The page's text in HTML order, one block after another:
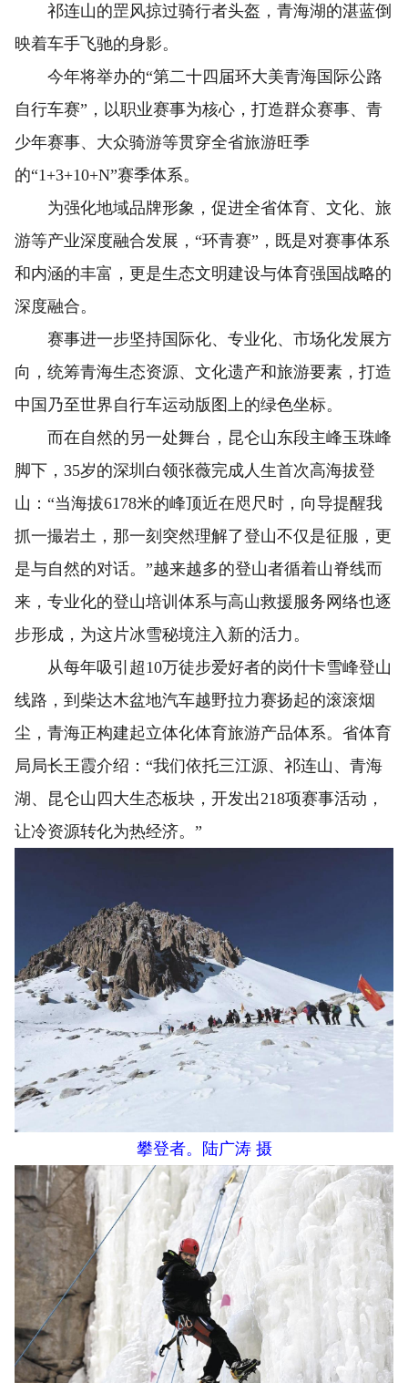
祁连山的罡风掠过骑行者头盔，青海湖的湛蓝倒
映着车手飞驰的身影。
今年将举办的“第二十四届环大美青海国际公路
自行车赛”，以职业赛事为核心，打造群众赛事、青
少年赛事、大众骑游等贯穿全省旅游旺季
的“1+3+10+N”赛季体系。
为强化地域品牌形象，促进全省体育、文化、旅
游等产业深度融合发展，“环青赛”，既是对赛事体系
和内涵的丰富，更是生态文明建设与体育强国战略的
深度融合。
赛事进一步坚持国际化、专业化、市场化发展方
向，统筹青海生态资源、文化遗产和旅游要素，打造
中国乃至世界自行车运动版图上的绿色坐标。
而在自然的另一处舞台，昆仑山东段主峰玉珠峰
脚下，35岁的深圳白领张薇完成人生首次高海拔登
山：“当海拔6178米的峰顶近在咫尺时，向导提醒我
抓一撮岩土，那一刻突然理解了登山不仅是征服，更
是与自然的对话。”越来越多的登山者循着山脊线而
来，专业化的登山培训体系与高山救援服务网络也逐
步形成，为这片冰雪秘境注入新的活力。
从每年吸引超10万徒步爱好者的岗什卡雪峰登山
线路，到柴达木盆地汽车越野拉力赛扬起的滚滚烟
尘，青海正构建起立体化体育旅游产品体系。省体育
局局长王霞介绍：“我们依托三江源、祁连山、青海
湖、昆仑山四大生态板块，开发出218项赛事活动，
让冷资源转化为热经济。”
攀登者。陆广涛 摄